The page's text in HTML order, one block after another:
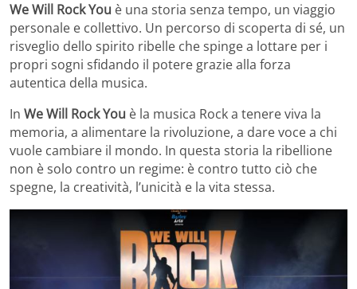
We Will Rock You è una storia senza tempo, un viaggio
personale e collettivo. Un percorso di scoperta di sé, un
risveglio dello spirito ribelle che spinge a lottare per i
propri sogni sfidando il potere grazie alla forza
autentica della musica.
In We Will Rock You è la musica Rock a tenere viva la
memoria, a alimentare la rivoluzione, a dare voce a chi
vuole cambiare il mondo. In questa storia la ribellione
non è solo contro un regime: è contro tutto ciò che
spegne, la creatività, l’unicità e la vita stessa.